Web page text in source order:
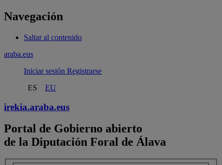
Navegación
Saltar al contenido
araba.eus
Iniciar sesión Registrarse
ES
EU
irekia.araba.eus
Portal de Gobierno abierto
de la Diputación Foral de Álava